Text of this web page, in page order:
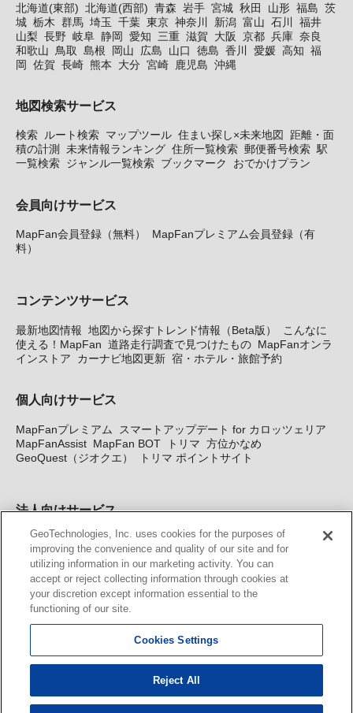
北海道(東部) 北海道(西部) 青森 岩手 宮城 秋田 山形 福島 茨
城 栃木 群馬 埼玉 千葉 東京 神奈川 新潟 富山 石川
福井
山梨 長野 岐阜 静岡 愛知 三重 滋賀 大阪 京都 兵庫 奈良
和歌山
鳥取 島根 岡山 広島 山口 徳島 香川 愛媛 高知 福
岡 佐賀 長崎 熊本 大分 宮崎 鹿児島 沖縄
地図検索サービス
検索 ルート検索 マップツール 住まい探し×未来地図
距離・面
積の計測
未来情報ランキング 住所一覧検索 郵便番号検索 駅
一覧検索 ジャンル一覧検索 ブックマーク おでかけプラン
会員向けサービス
MapFan会員登録（無料）
MapFanプレミアム会員登録（有
料）
コンテンツサービス
最新地図情報 地図から探すトレンド情報（Beta版）
こんなに
使える！MapFan 道路走行調査で見つけたもの MapFanオンラ
インストア
カーナビ地図更新 宿・ホテル・旅館予約
個人向けサービス
MapFanプレミアム
スマートアップデート for カロッツェリア
MapFanAssist MapFan BOT トリマ 方位かなめ
GeoQuest（ジオクエ）
トリマ ポイントサイト
法人向けサービス
法人向け地図・位置情報サービス WEBサイト・システム向け地
図API Windows PC向け地図開発キット MapFan DB 住所確認
サービス
MAP WORLD+ トリマ広告 Geo-Research
カーナビ地図更新サービス
MapFan スマートメンバーズ
KENWOOD MapFan Club
GeoTechnologies, Inc. uses cookies for the purposes of
improving the convenience and quality of our site and for
utilizing information in our marketing activity. You can
accept or reject collecting information through cookies at
your discretion except information essential to the
functioning of our site.
Cookies Settings
Reject All